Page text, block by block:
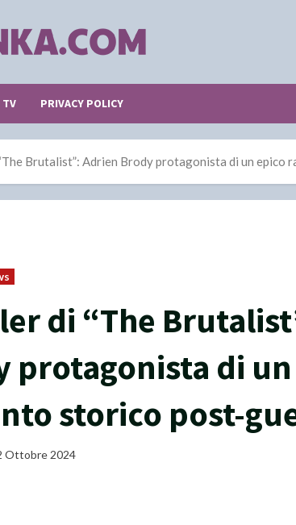
TV PRIVACY POLICY
Brutalist”: Adrien Brody protagonista di un epico
di “The
protagonista di
storico post-
Ottobre 2024